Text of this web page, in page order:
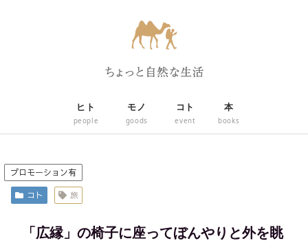
ヒト
people
モノ
goods
コト
event
本
books
プロモーション有
コト 旅
「広縁」の椅子に座ってぼんやりと外を眺